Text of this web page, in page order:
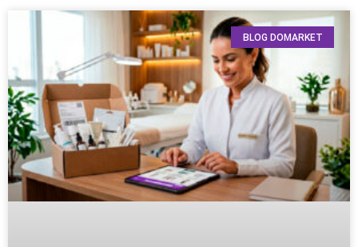
BLOG DOMARKET